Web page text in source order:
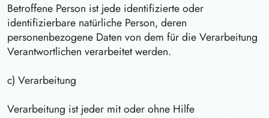
Betroffene Person ist jede identifizierte oder
identifizierbare natürliche Person, deren
personenbezogene Daten von dem für die Verarbeitung
Verantwortlichen verarbeitet werden.
c) Verarbeitung
Verarbeitung ist jeder mit oder ohne Hilfe